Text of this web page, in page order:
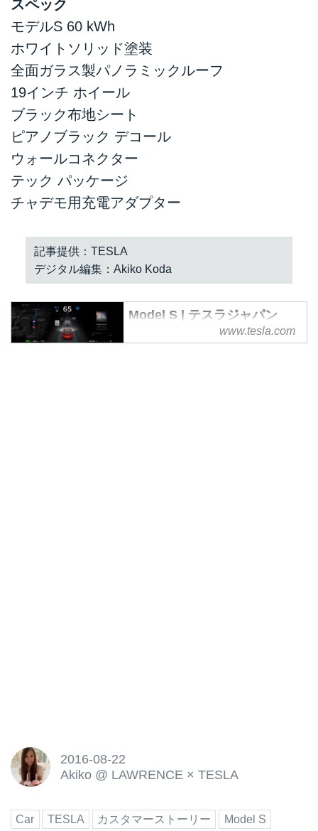
スペック
モデルS 60 kWh
ホワイトソリッド塗装
全面ガラス製パノラミックルーフ
19インチ ホイール
ブラック布地シート
ピアノブラック デコール
ウォールコネクター
テック パッケージ
チャデモ用充電アダプター
記事提供：TESLA
デジタル編集：Akiko Koda
Model S | テスラジャパン
www.tesla.com
2016-08-22
Akiko @ LAWRENCE × TESLA
Car TESLA カスタマーストーリー Model S